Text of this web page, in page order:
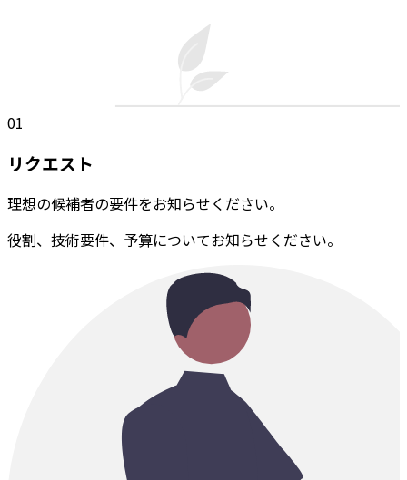
01
リクエスト
理想の候補者の要件をお知らせください。
役割、技術要件、予算についてお知らせください。